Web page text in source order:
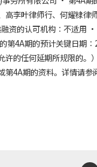
李叶律师行、何耀棣
资的认可机构︰不适
4A期的预计关键日期
许的任何延期所规限的
4A期的资料。详情请